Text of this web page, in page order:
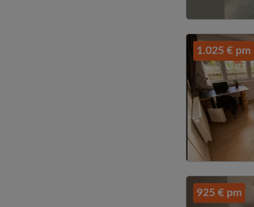
1.025 € pm
925 € pm